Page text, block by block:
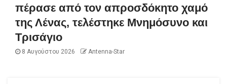
πέρασε από τον απροσδόκητο χαμό
της Λένας, τελέστηκε Μνημόσυνο και
Τρισάγιο
8 Αυγούστου 2026 Antenna-Star